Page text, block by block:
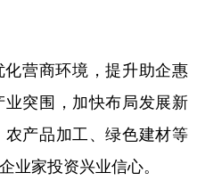
银龄 溯源中国
时尚 悦读
营商环境，提升助企惠
突围，加快布局发展新
产品加工、绿色建材等
业家投资兴业信心。